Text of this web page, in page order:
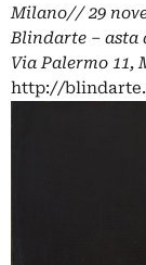
Milano// 29
Blindarte – asta
Via Palermo 11,
http://